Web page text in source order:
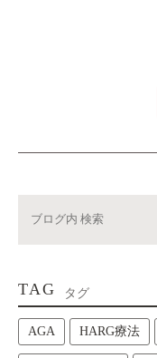
TAG タグ
AGA HARG療法